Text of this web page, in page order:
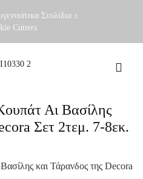
Στολίδια
Cutters
Αι Βασίλης
Σετ 2τεμ. 7-8εκ.
και Τάρανδος της Decora